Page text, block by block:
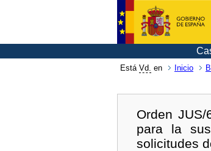
Está Vd. en Inicio
Orden
para la
solicitudes